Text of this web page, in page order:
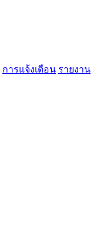
การแจ้งเตือน รายงาน